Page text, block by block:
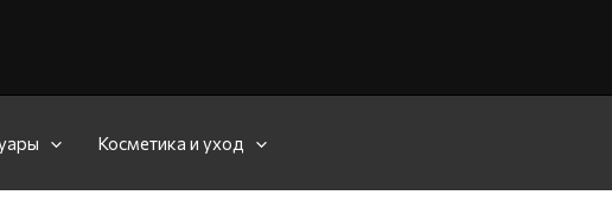
Косметика и уход